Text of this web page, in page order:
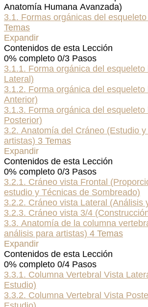
Anatomía Humana Avanzada)
3.1. Formas orgánicas del
Temas
Expandir
Contenidos de esta Lección
0% completo 0/3 Pasos
3.1.1. Forma orgánica del esqueleto
Lateral)
3.1.2. Forma orgánica del esqueleto
Anterior)
3.1.3. Forma orgánica del esqueleto
Posterior)
3.2. Anatomía del Cráneo (Estudio
artistas) 3 Temas
Expandir
Contenidos de esta Lección
0% completo 0/3 Pasos
3.2.1. Cráneo vista Frontal (Proporciones,
estudio y Técnicas de Sombreado)
3.2.2. Cráneo vista Lateral (Análisis
3.2.3. Cráneo vista 3/4
3.3. Anatomía de la columna
análisis para artistas) 4 Temas
Expandir
Contenidos de esta Lección
0% completo 0/4 Pasos
3.3.1. Columna Vertebral Vista
Estudio)
3.3.2. Columna Vertebral Vista